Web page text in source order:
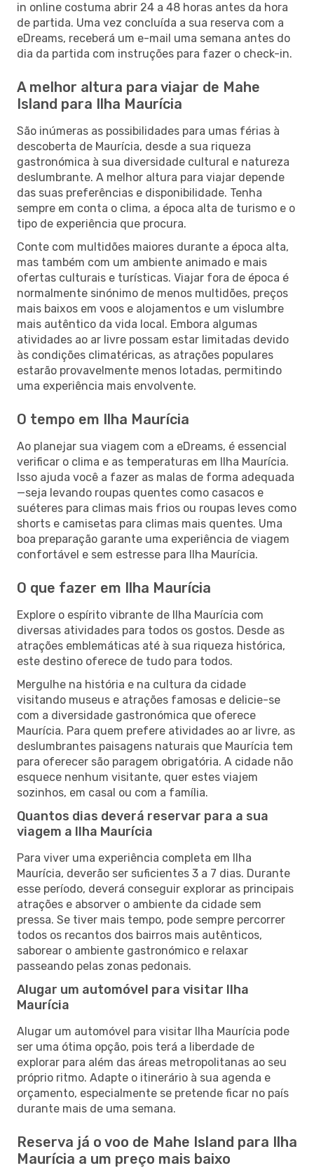
in online costuma abrir 24 a 48 horas antes da hora
de partida. Uma vez concluída a sua reserva com a
eDreams, receberá um e-mail uma semana antes do
dia da partida com instruções para fazer o check-in.
A melhor altura para viajar de Mahe
Island para Ilha Maurícia
São inúmeras as possibilidades para umas férias à
descoberta de Maurícia, desde a sua riqueza
gastronómica à sua diversidade cultural e natureza
deslumbrante. A melhor altura para viajar depende
das suas preferências e disponibilidade. Tenha
sempre em conta o clima, a época alta de turismo e o
tipo de experiência que procura.
Conte com multidões maiores durante a época alta,
mas também com um ambiente animado e mais
ofertas culturais e turísticas. Viajar fora de época é
normalmente sinónimo de menos multidões, preços
mais baixos em voos e alojamentos e um vislumbre
mais autêntico da vida local. Embora algumas
atividades ao ar livre possam estar limitadas devido
às condições climatéricas, as atrações populares
estarão provavelmente menos lotadas, permitindo
uma experiência mais envolvente.
O tempo em Ilha Maurícia
Ao planejar sua viagem com a eDreams, é essencial
verificar o clima e as temperaturas em Ilha Maurícia.
Isso ajuda você a fazer as malas de forma adequada
—seja levando roupas quentes como casacos e
suéteres para climas mais frios ou roupas leves como
shorts e camisetas para climas mais quentes. Uma
boa preparação garante uma experiência de viagem
confortável e sem estresse para Ilha Maurícia.
O que fazer em Ilha Maurícia
Explore o espírito vibrante de Ilha Maurícia com
diversas atividades para todos os gostos. Desde as
atrações emblemáticas até à sua riqueza histórica,
este destino oferece de tudo para todos.
Mergulhe na história e na cultura da cidade
visitando museus e atrações famosas e delicie-se
com a diversidade gastronómica que oferece
Maurícia. Para quem prefere atividades ao ar livre, as
deslumbrantes paisagens naturais que Maurícia tem
para oferecer são paragem obrigatória. A cidade não
esquece nenhum visitante, quer estes viajem
sozinhos, em casal ou com a família.
Quantos dias deverá reservar para a sua
viagem a Ilha Maurícia
Para viver uma experiência completa em Ilha
Maurícia, deverão ser suficientes 3 a 7 dias. Durante
esse período, deverá conseguir explorar as principais
atrações e absorver o ambiente da cidade sem
pressa. Se tiver mais tempo, pode sempre percorrer
todos os recantos dos bairros mais autênticos,
saborear o ambiente gastronómico e relaxar
passeando pelas zonas pedonais.
Alugar um automóvel para visitar Ilha
Maurícia
Alugar um automóvel para visitar Ilha Maurícia pode
ser uma ótima opção, pois terá a liberdade de
explorar para além das áreas metropolitanas ao seu
próprio ritmo. Adapte o itinerário à sua agenda e
orçamento, especialmente se pretende ficar no país
durante mais de uma semana.
Reserva já o voo de Mahe Island para Ilha
Maurícia a um preço mais baixo